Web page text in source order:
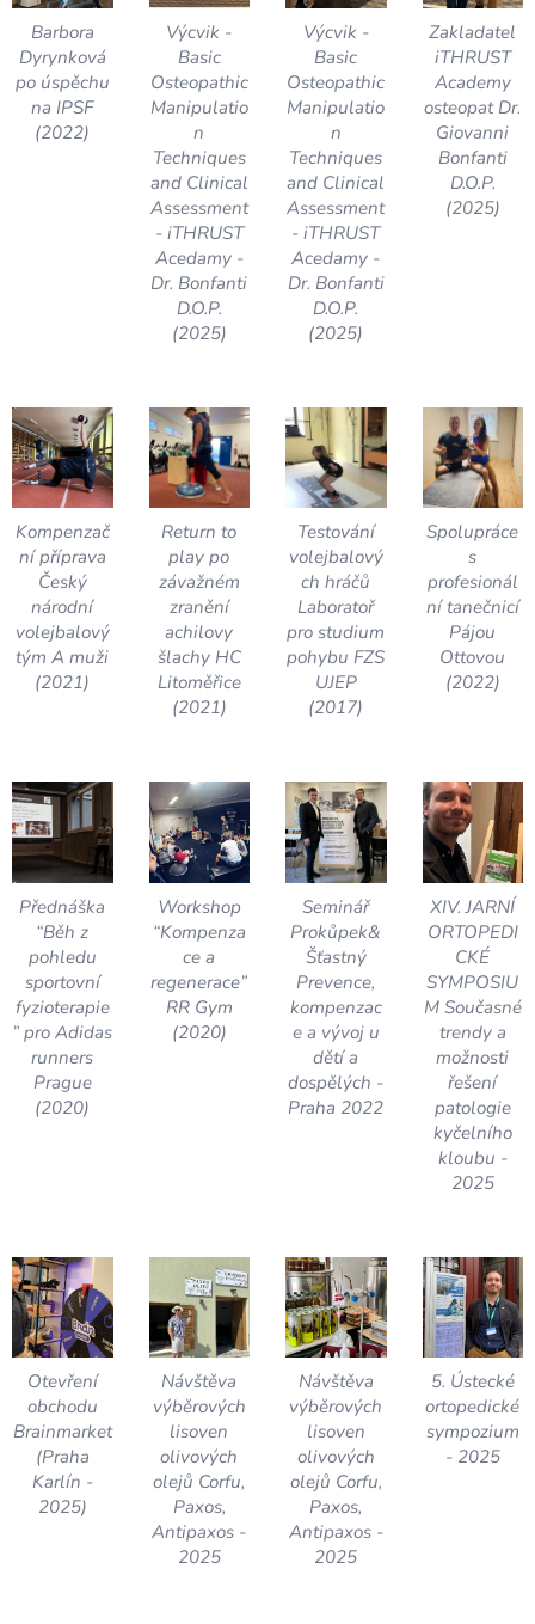
Barbora
Dyrynková
po úspěchu
na IPSF
(2022)
Výcvik -
Basic
Osteopathic
Manipulatio
n
Techniques
and Clinical
Assessment
- iTHRUST
Acedamy -
Dr. Bonfanti
D.O.P.
(2025)
Výcvik -
Basic
Osteopathic
Manipulatio
n
Techniques
and Clinical
Assessment
- iTHRUST
Acedamy -
Dr. Bonfanti
D.O.P.
(2025)
Zakladatel
iTHRUST
Academy
osteopat Dr.
Giovanni
Bonfanti
D.O.P.
(2025)
Kompenzač
ní příprava
Český
národní
volejbalový
tým A muži
(2021)
Return to
play po
závažném
zranění
achilovy
šlachy HC
Litoměřice
(2021)
Testování
volejbalový
ch hráčů
Laboratoř
pro studium
pohybu FZS
UJEP
(2017)
Spolupráce
s
profesionál
ní tanečnicí
Pájou
Ottovou
(2022)
Přednáška
“Běh z
pohledu
sportovní
fyzioterapie
” pro Adidas
runners
Prague
(2020)
Workshop
“Kompenza
ce a
regenerace”
RR Gym
(2020)
Seminář
Prokůpek&
Šťastný
Prevence,
kompenzac
e a vývoj u
dětí a
dospělých -
Praha 2022
XIV. JARNÍ
ORTOPEDI
CKÉ
SYMPOSIU
M Současné
trendy a
možnosti
řešení
patologie
kyčelního
kloubu -
2025
Otevření
obchodu
Brainmarket
(Praha
Karlín -
2025)
Návštěva
výběrových
lisoven
olivových
olejů Corfu,
Paxos,
Antipaxos -
2025
Návštěva
výběrových
lisoven
olivových
olejů Corfu,
Paxos,
Antipaxos -
2025
5. Ústecké
ortopedické
sympozium
- 2025